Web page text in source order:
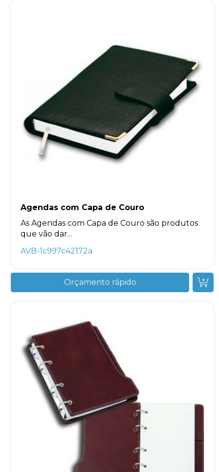
Agendas com Capa de Couro
As Agendas com Capa de Couro são produtos
que vão dar...
AVB-1c997c42172a
Orçamento rápido